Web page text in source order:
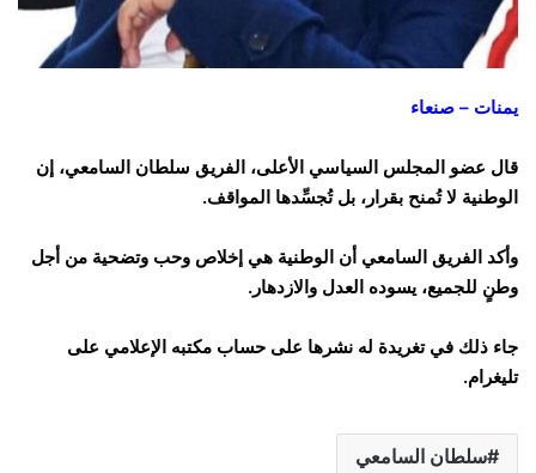
يمنات – صنعاء
قال عضو المجلس السياسي الأعلى، الفريق سلطان السامعي، إن
الوطنية لا تُمنح بقرار، بل تُجسِّدها المواقف.
وأكد الفريق السامعي أن الوطنية هي إخلاص وحب وتضحية من أجل
وطنٍ للجميع، يسوده العدل والازدهار.
جاء ذلك في تغريدة له نشرها على حساب مكتبه الإعلامي على
تليغرام.
سلطان السامعي